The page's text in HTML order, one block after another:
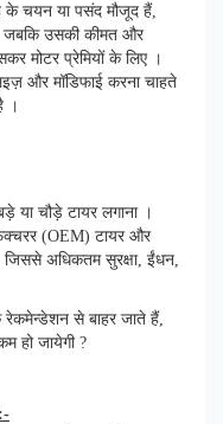
चयन या पसंद मौजूद हैं,
जबकि उसकी कीमत और
मोटर प्रेमियों के लिए ।
और मॉडिफाई करना चाहते
।
या चौड़े टायर लगाना ।
(OEM) टायर और
जिससे अधिकतम सुरक्षा, ईंधन,
रेकमेन्डेशन से बाहर जाते हैं,
हो जायेगी ?